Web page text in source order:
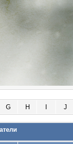
G H J